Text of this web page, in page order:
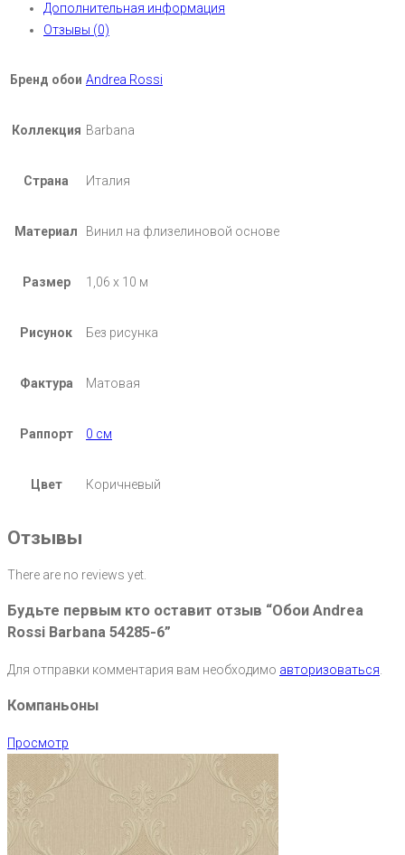
Дополнительная информация
Отзывы (0)
Бренд обои Andrea Rossi
Коллекция Barbana
Страна Италия
Материал Винил на флизелиновой основе
Размер 1,06 х 10 м
Рисунок Без рисунка
Фактура Матовая
Раппорт 0 см
Цвет Коричневый
Отзывы
There are no reviews yet.
Будьте первым кто оставит отзыв “Обои Andrea
Rossi Barbana 54285-6”
Для отправки комментария вам необходимо авторизоваться
Компаньоны
Просмотр